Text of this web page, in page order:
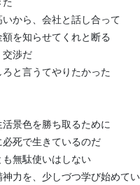
から、会社と話し合って
額を知らせてくれと断る
渉だ
と言うてやりたかった
景色を勝ち取るために
必死で生きているのだ
も無駄使いはしない
力を、少しづつ学び始めて